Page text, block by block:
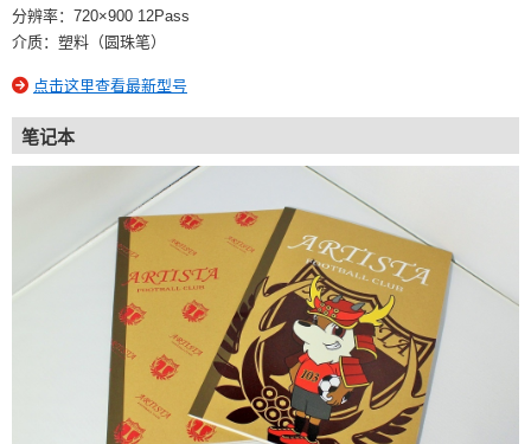
分辨率：720×900 12Pass
介质：塑料（圆珠笔）
点击这里查看最新型号
笔记本